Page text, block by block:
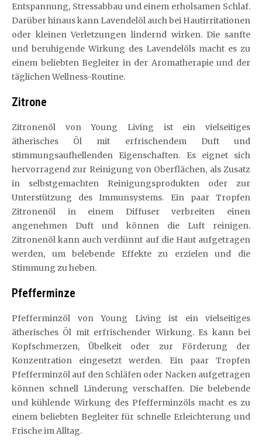
Entspannung, Stressabbau und einem erholsamen Schlaf.
Darüber hinaus kann Lavendelöl auch bei Hautirritationen
oder kleinen Verletzungen lindernd wirken. Die sanfte
und beruhigende Wirkung des Lavendelöls macht es zu
einem beliebten Begleiter in der Aromatherapie und der
täglichen Wellness-Routine.
Zitrone
Zitronenöl von Young Living ist ein vielseitiges
ätherisches Öl mit erfrischendem Duft und
stimmungsaufhellenden Eigenschaften. Es eignet sich
hervorragend zur Reinigung von Oberflächen, als Zusatz
in selbstgemachten Reinigungsprodukten oder zur
Unterstützung des Immunsystems. Ein paar Tropfen
Zitronenöl in einem Diffuser verbreiten einen
angenehmen Duft und können die Luft reinigen.
Zitronenöl kann auch verdünnt auf die Haut aufgetragen
werden, um belebende Effekte zu erzielen und die
Stimmung zu heben.
Pfefferminze
Pfefferminzöl von Young Living ist ein vielseitiges
ätherisches Öl mit erfrischender Wirkung. Es kann bei
Kopfschmerzen, Übelkeit oder zur Förderung der
Konzentration eingesetzt werden. Ein paar Tropfen
Pfefferminzöl auf den Schläfen oder Nacken aufgetragen
können schnell Linderung verschaffen. Die belebende
und kühlende Wirkung des Pfefferminzöls macht es zu
einem beliebten Begleiter für schnelle Erleichterung und
Frische im Alltag.